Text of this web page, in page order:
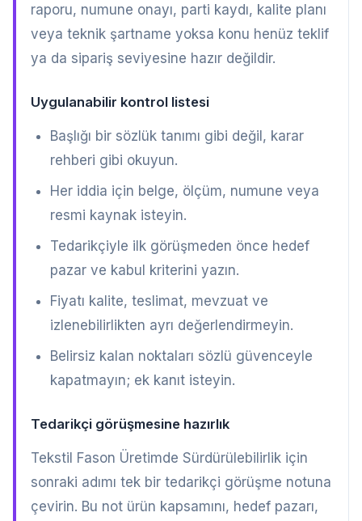
raporu, numune onayı, parti kaydı, kalite planı
veya teknik şartname yoksa konu henüz teklif
ya da sipariş seviyesine hazır değildir.
Uygulanabilir kontrol listesi
Başlığı bir sözlük tanımı gibi değil, karar
rehberi gibi okuyun.
Her iddia için belge, ölçüm, numune veya
resmi kaynak isteyin.
Tedarikçiyle ilk görüşmeden önce hedef
pazar ve kabul kriterini yazın.
Fiyatı kalite, teslimat, mevzuat ve
izlenebilirlikten ayrı değerlendirmeyin.
Belirsiz kalan noktaları sözlü güvenceyle
kapatmayın; ek kanıt isteyin.
Tedarikçi görüşmesine hazırlık
Tekstil Fason Üretimde Sürdürülebilirlik için
sonraki adımı tek bir tedarikçi görüşme notuna
çevirin. Bu not ürün kapsamını, hedef pazarı,